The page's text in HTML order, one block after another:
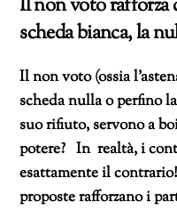
scheda bianca, la
Il non voto (ossia
scheda nulla o perfino
suo rifiuto, servono a
potere? In realtà, i
esattamente il
proposte rafforzano i